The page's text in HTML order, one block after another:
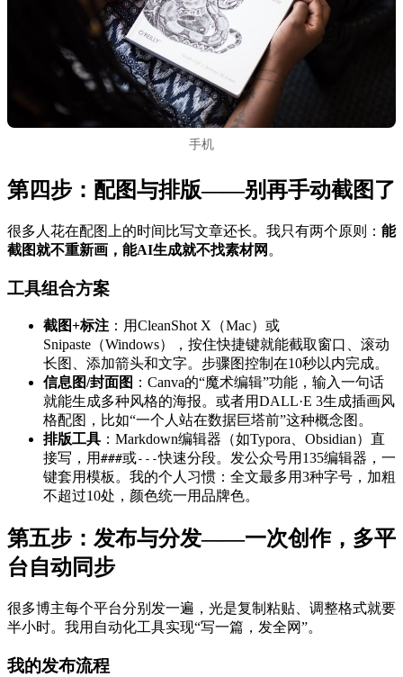
手机
第四步：配图与排版——别再手动截图了
很多人花在配图上的时间比写文章还长。我只有两个原则： 能
截图就不重新画，能AI生成就不找素材网 。
工具组合方案
截图+标注 ：用CleanShot X（Mac）或
Snipaste（Windows），按住快捷键就能截取窗口、滚动
长图、添加箭头和文字。步骤图控制在10秒以内完成。
信息图/封面图 ：Canva的“魔术编辑”功能，输入一句话
就能生成多种风格的海报。或者用DALL·E 3生成插画风
格配图，比如“一个人站在数据巨塔前”这种概念图。
排版工具 ：Markdown编辑器（如Typora、Obsidian）直
接写，用 ###或---快速分段。发公众号用135编辑器，一
键套用模板。我的个人习惯：全文最多用3种字号，加粗
不超过10处，颜色统一用品牌色。
第五步：发布与分发——一次创作，多平
台自动同步
很多博主每个平台分别发一遍，光是复制粘贴、调整格式就要
半小时。我用自动化工具实现“写一篇，发全网”。
我的发布流程